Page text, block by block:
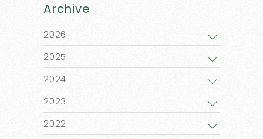
Archive
2026
2025
2024
2023
2022